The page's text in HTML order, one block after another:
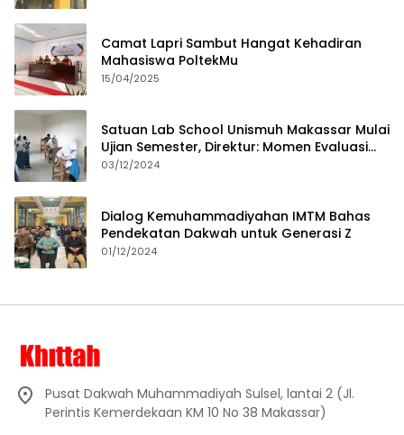
Camat Lapri Sambut Hangat Kehadiran
Mahasiswa PoltekMu
15/04/2025
Satuan Lab School Unismuh Makassar Mulai
Ujian Semester, Direktur: Momen Evaluasi
Proses Pembelajaran
03/12/2024
Dialog Kemuhammadiyahan IMTM Bahas
Pendekatan Dakwah untuk Generasi Z
01/12/2024
Pusat Dakwah Muhammadiyah Sulsel, lantai 2 (Jl.
Perintis Kemerdekaan KM 10 No 38 Makassar)